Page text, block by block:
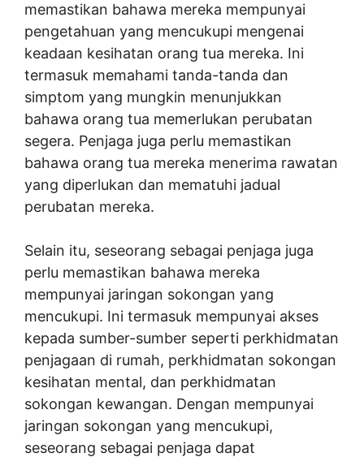
memastikan bahawa mereka mempunyai
pengetahuan yang mencukupi mengenai
keadaan kesihatan orang tua mereka. Ini
termasuk memahami tanda-tanda dan
simptom yang mungkin menunjukkan
bahawa orang tua memerlukan perubatan
segera. Penjaga juga perlu memastikan
bahawa orang tua mereka menerima rawatan
yang diperlukan dan mematuhi jadual
perubatan mereka.
Selain itu, seseorang sebagai penjaga juga
perlu memastikan bahawa mereka
mempunyai jaringan sokongan yang
mencukupi. Ini termasuk mempunyai akses
kepada sumber-sumber seperti perkhidmatan
penjagaan di rumah, perkhidmatan sokongan
kesihatan mental, dan perkhidmatan
sokongan kewangan. Dengan mempunyai
jaringan sokongan yang mencukupi,
seseorang sebagai penjaga dapat